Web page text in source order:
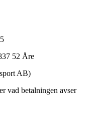
52 Åre
AB)
vad betalningen avser